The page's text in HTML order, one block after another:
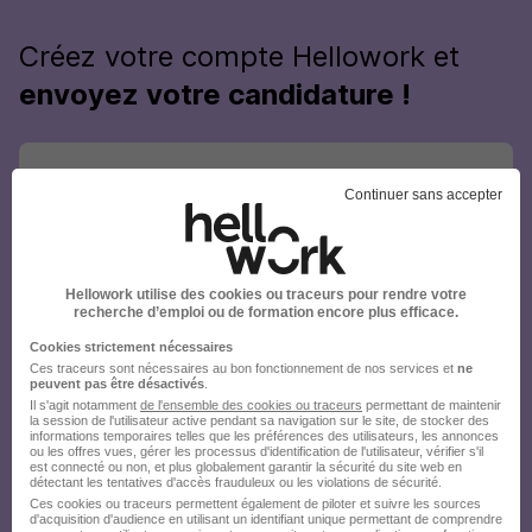
Créez votre compte Hellowork et
envoyez votre candidature !
Continuer sans accepter
Hellowork utilise des cookies ou traceurs pour rendre votre
recherche d’emploi ou de formation encore plus efficace.
Cookies strictement nécessaires
Ces traceurs sont nécessaires au bon fonctionnement de nos services et ne
peuvent pas être désactivés
Il s'agit notamment de l'ensemble des cookies ou traceurs permettant de maintenir
la session de l'utilisateur active pendant sa navigation sur le site, de stocker des
informations temporaires telles que les préférences des utilisateurs, les annonces
ou les offres vues, gérer les processus d'identification de l'utilisateur, vérifier s'il
est connecté ou non, et plus globalement garantir la sécurité du site web en
détectant les tentatives d'accès frauduleux ou les violations de sécurité.
Ces cookies ou traceurs permettent également de piloter et suivre les sources
d'acquisition d'audience en utilisant un identifiant unique permettant de comprendre